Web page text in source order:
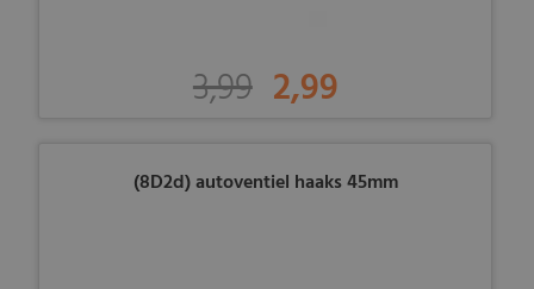
3,99 2,99
(8D2d) autoventiel haaks 45mm